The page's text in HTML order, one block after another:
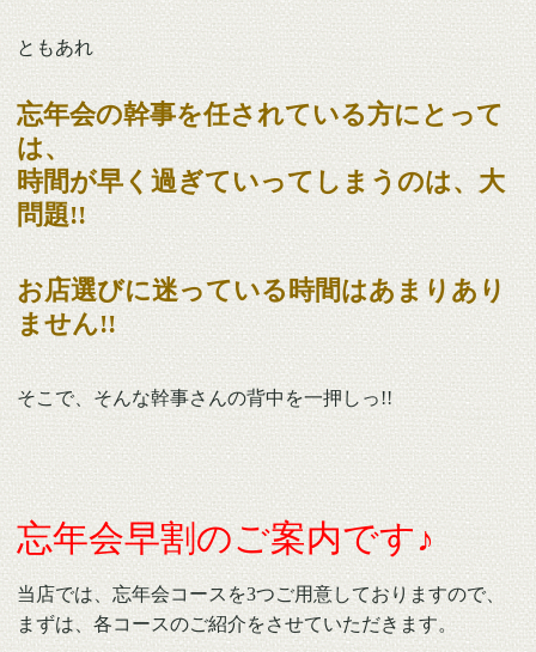
ともあれ
忘年会の幹事を任されている方にとって
は、
時間が早く過ぎていってしまうのは、大
問題!!
お店選びに迷っている時間はあまりあり
ません!!
そこで、そんな幹事さんの背中を一押しっ!!
忘年会早割のご案内です♪
当店では、忘年会コースを3つご用意しておりますので、
まずは、各コースのご紹介をさせていただきます。